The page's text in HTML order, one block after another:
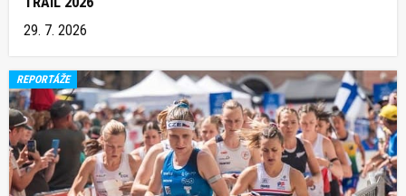
29. 7. 2026
REPORTÁŽE